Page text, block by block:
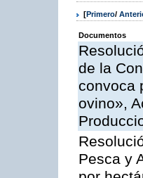
[Primero/
Documentos
de la
convoca
ovino»,
Pesca y